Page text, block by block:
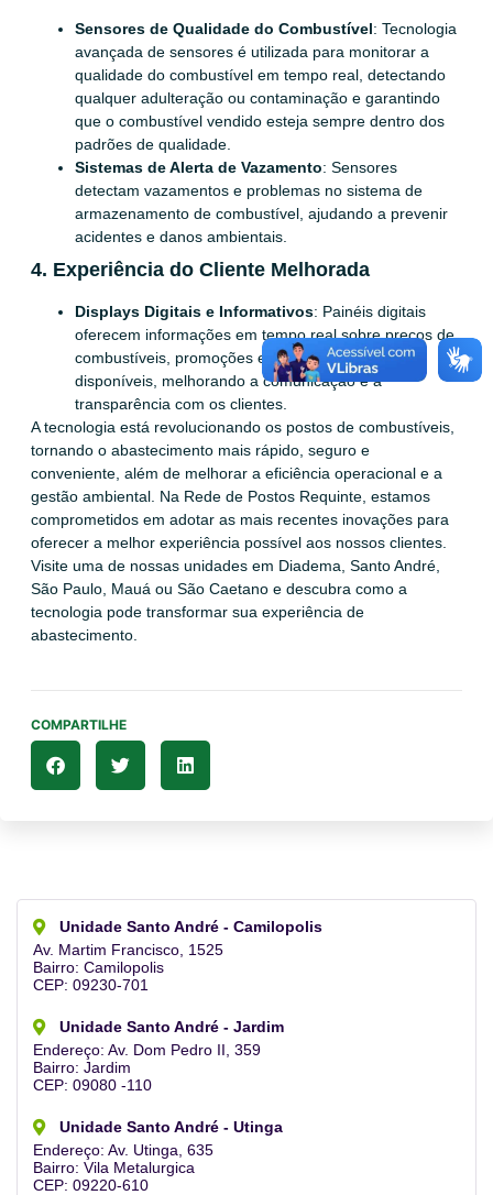
Sensores de Qualidade do Combustível: Tecnologia
avançada de sensores é utilizada para monitorar a
qualidade do combustível em tempo real, detectando
qualquer adulteração ou contaminação e garantindo
que o combustível vendido esteja sempre dentro dos
padrões de qualidade.
Sistemas de Alerta de Vazamento: Sensores
detectam vazamentos e problemas no sistema de
armazenamento de combustível, ajudando a prevenir
acidentes e danos ambientais.
4. Experiência do Cliente Melhorada
Displays Digitais e Informativos: Painéis digitais
oferecem informações em tempo real sobre preços de
combustíveis, promoções e outros serviços
disponíveis, melhorando a comunicação e a
transparência com os clientes.
A tecnologia está revolucionando os postos de combustíveis,
tornando o abastecimento mais rápido, seguro e
conveniente, além de melhorar a eficiência operacional e a
gestão ambiental. Na Rede de Postos Requinte, estamos
comprometidos em adotar as mais recentes inovações para
oferecer a melhor experiência possível aos nossos clientes.
Visite uma de nossas unidades em Diadema, Santo André,
São Paulo, Mauá ou São Caetano e descubra como a
tecnologia pode transformar sua experiência de
abastecimento.
COMPARTILHE
Unidade Santo André - Camilopolis
Av. Martim Francisco, 1525
Bairro: Camilopolis
CEP: 09230-701
Unidade Santo André - Jardim
Endereço: Av. Dom Pedro II, 359
Bairro: Jardim
CEP: 09080 -110
Unidade Santo André - Utinga
Endereço: Av. Utinga, 635
Bairro: Vila Metalurgica
CEP: 09220-610